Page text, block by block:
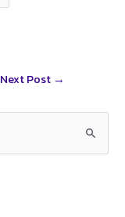
Next Post →